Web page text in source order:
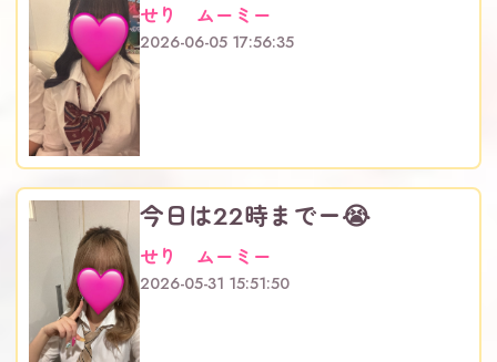
せり ムーミー
2026-06-05 17:56:35
今日は22時までー😭
せり ムーミー
2026-05-31 15:51:50